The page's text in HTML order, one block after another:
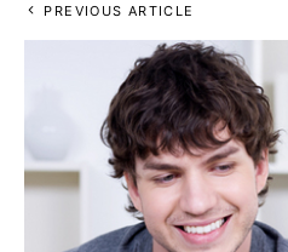
PREVIOUS ARTICLE